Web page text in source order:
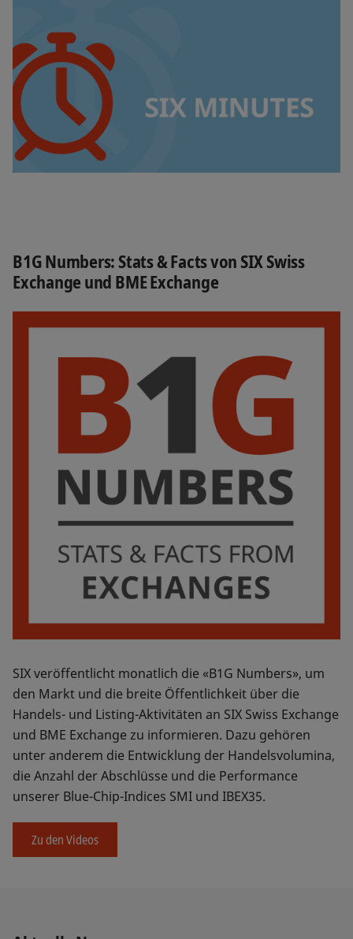
B1G Numbers: Stats & Facts von SIX Swiss
Exchange und BME Exchange
SIX veröffentlicht monatlich die «B1G Numbers», um
den Markt und die breite Öffentlichkeit über die
Handels- und Listing-Aktivitäten an SIX Swiss Exchange
und BME Exchange zu informieren. Dazu gehören
unter anderem die Entwicklung der Handelsvolumina,
die Anzahl der Abschlüsse und die Performance
unserer Blue-Chip-Indices SMI und IBEX35.
Zu den Videos